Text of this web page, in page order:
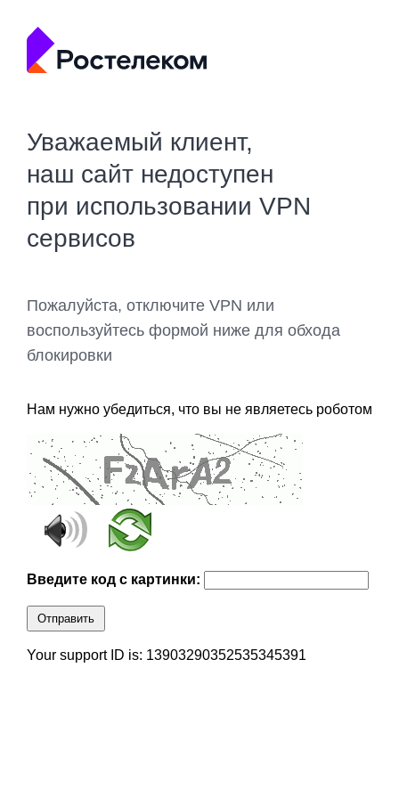
Уважаемый клиент,
наш сайт недоступен
при использовании VPN
сервисов
Пожалуйста, отключите VPN или
воспользуйтесь формой ниже для обхода
блокировки
Нам нужно убедиться, что вы не являетесь роботом
Введите код с картинки:
Отправить
Your support ID is: 13903290352535345391